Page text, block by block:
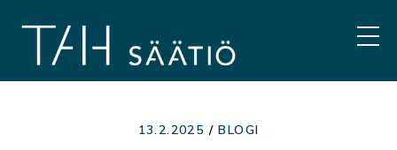
sisältöön
13.2.2025 /BLOGI